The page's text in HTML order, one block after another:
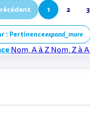
: Pertinenceexpand_more
Nom, A à Z Nom, Z à A
1 2 3